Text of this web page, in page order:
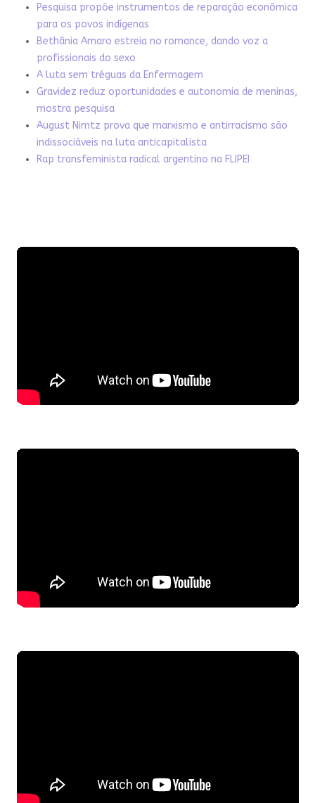
Pesquisa propõe instrumentos de reparação econômica
para os povos indígenas
Bethânia Amaro estreia no romance, dando voz a
profissionais do sexo
A luta sem tréguas da Enfermagem
Gravidez reduz oportunidades e autonomia de meninas,
mostra pesquisa
August Nimtz prova que marxismo e antirracismo são
indissociáveis na luta anticapitalista
Rap transfeminista radical argentino na FLIPEI